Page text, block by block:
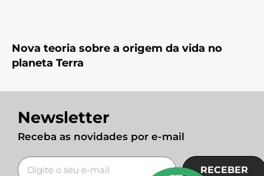
Nova teoria sobre a origem da vida no
planeta Terra
Newsletter
Receba as novidades por e-mail
RECEBER